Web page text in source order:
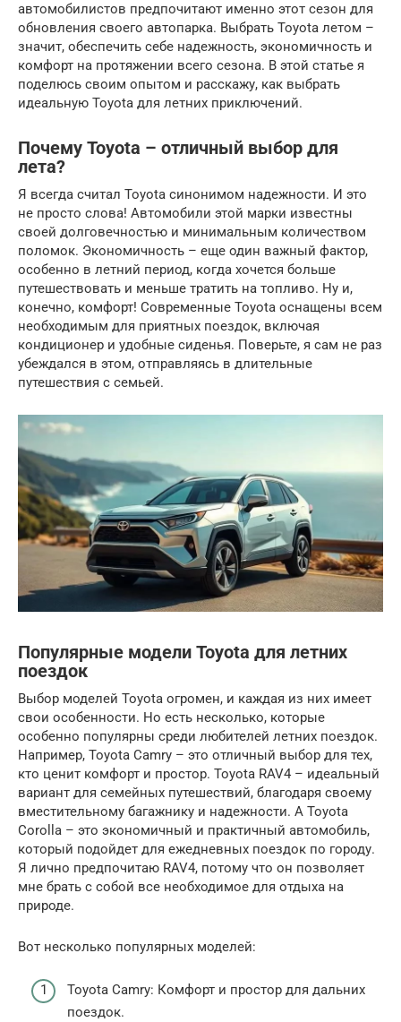
автомобилистов предпочитают именно этот сезон для
обновления своего автопарка. Выбрать Toyota летом –
значит, обеспечить себе надежность, экономичность и
комфорт на протяжении всего сезона. В этой статье я
поделюсь своим опытом и расскажу, как выбрать
идеальную Toyota для летних приключений.
Почему Toyota – отличный выбор для
лета?
Я всегда считал Toyota синонимом надежности. И это
не просто слова! Автомобили этой марки известны
своей долговечностью и минимальным количеством
поломок. Экономичность – еще один важный фактор,
особенно в летний период, когда хочется больше
путешествовать и меньше тратить на топливо. Ну и,
конечно, комфорт! Современные Toyota оснащены всем
необходимым для приятных поездок, включая
кондиционер и удобные сиденья. Поверьте, я сам не раз
убеждался в этом, отправляясь в длительные
путешествия с семьей.
Популярные модели Toyota для летних
поездок
Выбор моделей Toyota огромен, и каждая из них имеет
свои особенности. Но есть несколько, которые
особенно популярны среди любителей летних поездок.
Например, Toyota Camry – это отличный выбор для тех,
кто ценит комфорт и простор. Toyota RAV4 – идеальный
вариант для семейных путешествий, благодаря своему
вместительному багажнику и надежности. А Toyota
Corolla – это экономичный и практичный автомобиль,
который подойдет для ежедневных поездок по городу.
Я лично предпочитаю RAV4, потому что он позволяет
мне брать с собой все необходимое для отдыха на
природе.
Вот несколько популярных моделей:
Toyota Camry: Комфорт и простор для дальних
поездок.